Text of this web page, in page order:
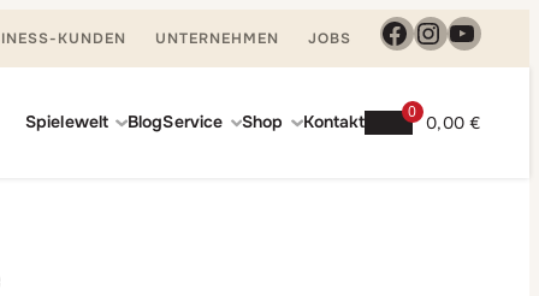
KUNDEN UNTERNEHMEN JOBS Facebook
Spielewelt BlogService Shop Kontakt 0
0,00 €